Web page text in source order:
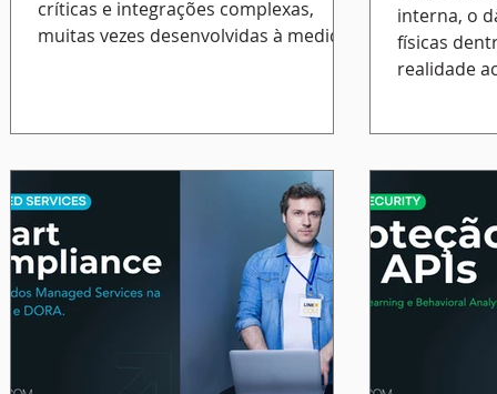
críticas e integrações complexas,
muitas vezes desenvolvidas à medida
quando entram em End of Life (EOL)
ou End of Support (EOS). Quando um
fabricante declara o fim de suporte de
uma tecnologia — como já aconteceu
com várias versões de soluções da
Micro
interna, o
físicas
realidade
aplicações
passou a
realidade
endpoint
O